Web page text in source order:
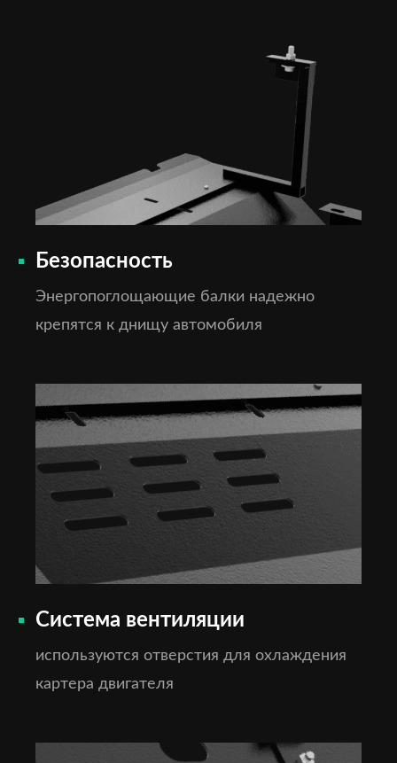
Безопасность
Энергопоглощающие балки надежно
крепятся к днищу автомобиля
Система вентиляции
используются отверстия для охлаждения
картера двигателя